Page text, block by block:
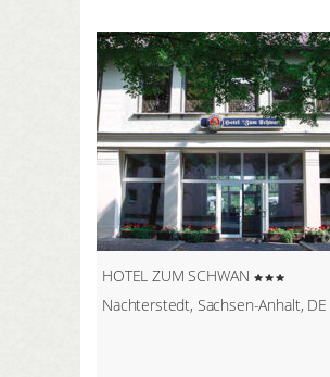
HOTEL ZUM SCHWAN
Nachterstedt, Sachsen-Anhalt, DE